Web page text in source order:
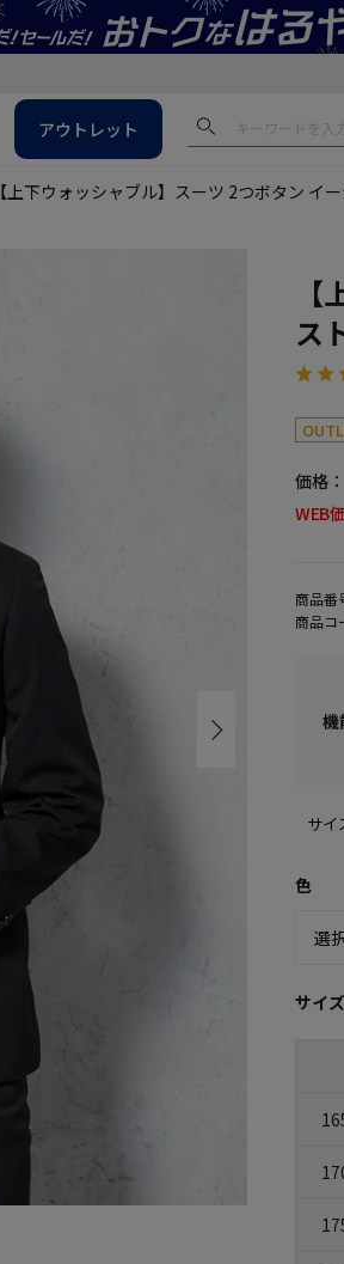
アウトレット
【上下ウォッシャブル】スーツ 2つボタン イ
ス
価格：
WEB
商品番
商品コ
機
サイ
色
サイ